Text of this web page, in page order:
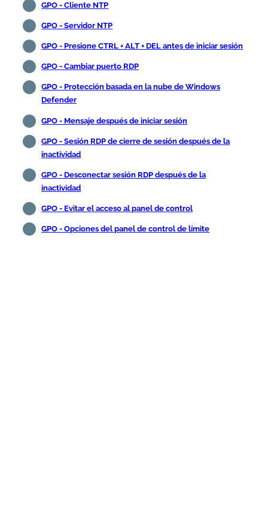
GPO - Cliente NTP
GPO - Servidor NTP
GPO - Presione CTRL + ALT + DEL antes de iniciar sesión
GPO - Cambiar puerto RDP
GPO - Protección basada en la nube de Windows
Defender
GPO - Mensaje después de iniciar sesión
GPO - Sesión RDP de cierre de sesión después de la
inactividad
GPO - Desconectar sesión RDP después de la
inactividad
GPO - Evitar el acceso al panel de control
GPO - Opciones del panel de control de límite